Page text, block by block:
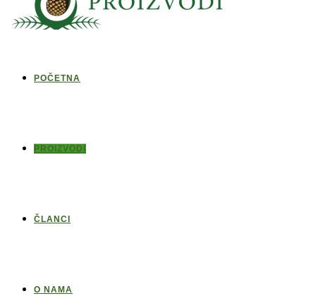
POČETNA
PROIZVODI
ČLANCI
O NAMA